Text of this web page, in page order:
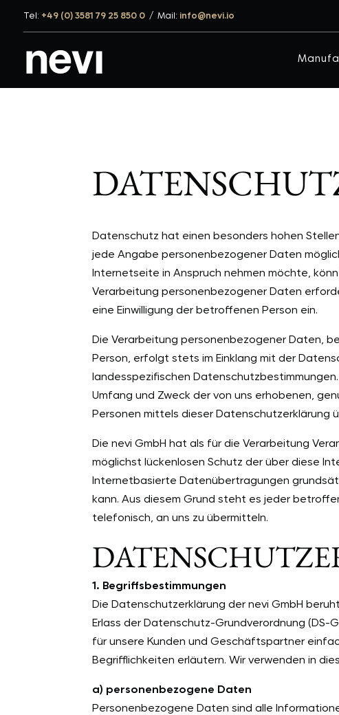
Tel: +49 (0) 3581 79 25 850 0 / Mail: info@nevi.io
Datenschutz hat einen besonders hohen
jede Angabe personenbezogener Daten
Internetseite in Anspruch nehmen möchte,
Verarbeitung personenbezogener Daten
eine Einwilligung der betroffenen Person ein.
Die Verarbeitung personenbezogener Daten,
Person, erfolgt stets im Einklang mit der
landesspezifischen
Umfang und Zweck der von uns erhobenen,
Personen mittels dieser Datenschutzerklärung
Die nevi GmbH hat als für die Verarbeitung
möglichst lückenlosen Schutz der über diese
Internetbasierte Datenübertragungen
kann. Aus diesem Grund steht es jeder
telefonisch, an uns zu übermitteln.
1. Begriffsbestimmungen
Die Datenschutzerklärung der nevi GmbH
Erlass der Datenschutz-Grundverordnung
für unsere Kunden und Geschäftspartner
Begrifflichkeiten erläutern. Wir verwenden in
a) personenbezogene Daten
Personenbezogene Daten sind alle